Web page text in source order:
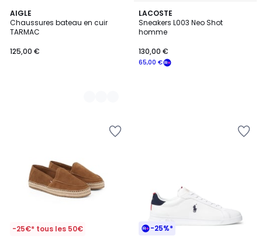
AIGLE
Chaussures bateau en cuir
TARMAC
125,00 €
2
Couleurs
LACOSTE
Sneakers L003 Neo Shot
homme
65,00 €
130,00 €
-25€* tous les 50€ -25%*